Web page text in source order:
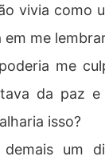
vivia como
em me
me
da paz
isso?
um